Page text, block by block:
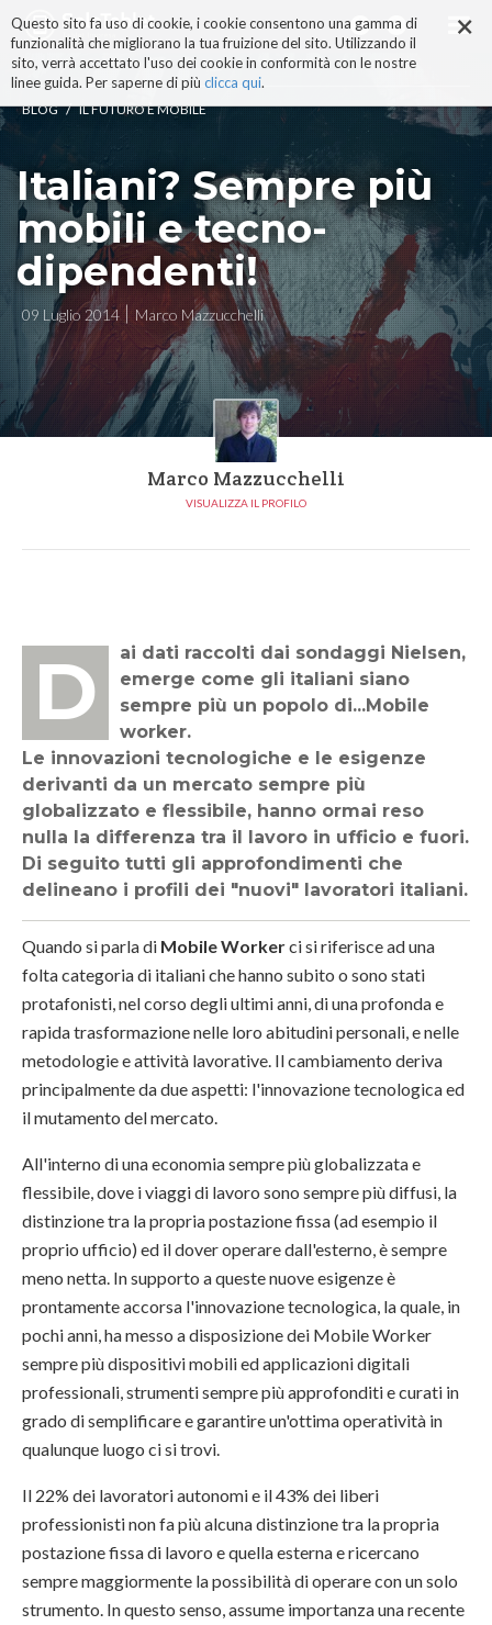
×
Questo sito fa uso di cookie, i cookie consentono una gamma di
funzionalità che migliorano la tua fruizione del sito. Utilizzando il
sito, verrà accettato l'uso dei cookie in conformità con le nostre
linee guida. Per saperne di più clicca qui.
ai
contenuti.
|
alla
BLOG / IL FUTURO È MOBILE
Italiani? Sempre più
mobili e tecno-
dipendenti!
09 Luglio 2014 Marco Mazzucchelli
Marco Mazzucchelli
VISUALIZZA IL PROFILO
Dai dati raccolti dai sondaggi Nielsen,
emerge come gli italiani siano
sempre più un popolo di...Mobile
worker.
Le innovazioni tecnologiche e le esigenze
derivanti da un mercato sempre più
globalizzato e flessibile, hanno ormai reso
nulla la differenza tra il lavoro in ufficio e fuori.
Di seguito tutti gli approfondimenti che
delineano i profili dei "nuovi" lavoratori italiani.
Quando si parla di Mobile Workerci si riferisce ad una
folta categoria di italiani che hanno subito o sono stati
protafonisti, nel corso degli ultimi anni, di una profonda e
rapida trasformazione nelle loro abitudini personali, e nelle
metodologie e attività lavorative. Il cambiamento deriva
principalmente da due aspetti: l'innovazione tecnologica ed
il mutamento del mercato.
All'interno di una economia sempre più globalizzata e
flessibile, dove i viaggi di lavoro sono sempre più diffusi, la
distinzione tra la propria postazione fissa (ad esempio il
proprio ufficio) ed il dover operare dall'esterno, è sempre
meno netta. In supporto a queste nuove esigenze è
prontamente accorsa l'innovazione tecnologica, la quale, in
pochi anni, ha messo a disposizione dei Mobile Worker
sempre più dispositivi mobili ed applicazioni digitali
professionali, strumenti sempre più approfonditi e curati in
grado di semplificare e garantire un'ottima operatività in
qualunque luogo ci si trovi.
Il 22% dei lavoratori autonomi e il 43% dei liberi
professionisti non fa più alcuna distinzione tra la propria
postazione fissa di lavoro e quella esterna e ricercano
sempre maggiormente la possibilità di operare con un solo
strumento. In questo senso, assume importanza una recente